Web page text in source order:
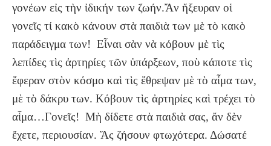
γονέων εἰς τὴν ἰδικήν των ζωήν.Ἄν ἤξευραν οἱ
γονεῖς τί κακὸ κάνουν στὰ παιδιὰ των μὲ τὸ κακὸ
παράδειγμα των! Εἶναι σὰν νὰ κόβουν μὲ τὶς
λεπίδες τὶς ἀρτηρίες τῶν ὑπάρξεων, ποὺ κάποτε τὶς
ἔφεραν στὸν κόσμο καὶ τὶς ἔθρεψαν μὲ τὸ αἷμα των,
μὲ τὸ δάκρυ των. Κόβουν τὶς ἀρτηρίες καὶ τρέχει τὸ
αἷμα…Γονεῖς! Μὴ δίδετε στὰ παιδιὰ σας, ἄν δὲν
ἔχετε, περιουσίαν. Ἄς ζήσουν φτωχότερα. Δώσατέ